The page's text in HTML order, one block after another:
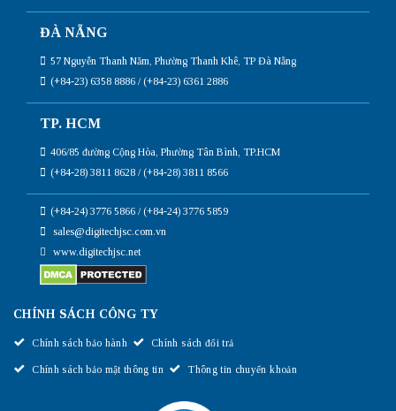
ĐÀ NẴNG
57 Nguyễn Thanh Năm, Phường Thanh Khê, TP Đà Nẵng
(+84-23) 6358 8886 / (+84-23) 6361 2886
TP. HCM
406/85 đường Cộng Hòa, Phường Tân Bình, TP.HCM
(+84-28) 3811 8628 / (+84-28) 3811 8566
(+84-24) 3776 5866 / (+84-24) 3776 5859
sales@digitechjsc.com.vn
www.digitechjsc.net
CHÍNH SÁCH CÔNG TY
Chính sách bảo hành Chính sách đổi trả
Chính sách bảo mật thông tin Thông tin chuyển khoản